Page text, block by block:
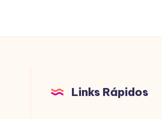
Links Rápidos